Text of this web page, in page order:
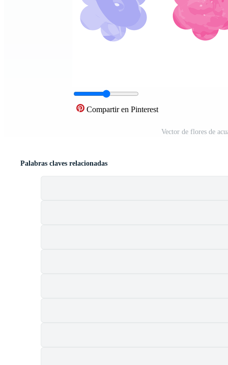
Compartir en Pinterest
Vector de flores de
Palabras claves relacionadas